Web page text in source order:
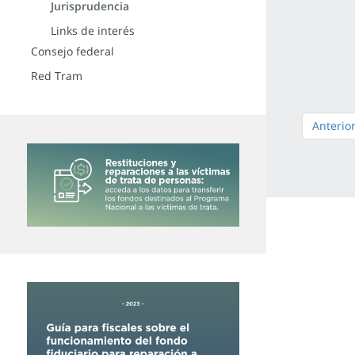
Jurisprudencia
Links de interés
Consejo federal
Red Tram
Anterior